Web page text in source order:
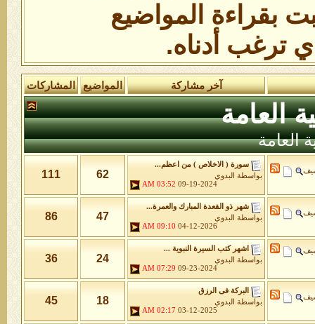
بقراءة المواضيع
ترغب أدناه.
آخر مشاركة المواضيع المشاركات
العامة
العامة
سورة ( الاخلاص ) من اعظم...
بواسطة
البدوي
09-19-2024
03:52 AM
62
111
شهر ذو القعدة المبارك والعمرة...
بواسطة
البدوي
04-12-2026
09:10 AM
47
86
اشهر كتب السيرة النبوية ...
بواسطة
البدوي
09-23-2024
07:29 AM
24
36
البركة فى الرزق
بواسطة
البدوي
03-12-2025
02:17 AM
18
45